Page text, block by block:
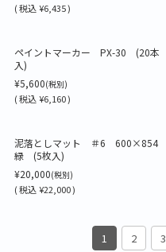
(税込¥6,435 )
ペイントマーカー PX-30 (20本
入)
¥5,600(税別)
(税込¥6,160 )
泥落としマット ＃6 600×854
緑 (5枚入)
¥20,000(税別)
(税込¥22,000 )
1 2 3